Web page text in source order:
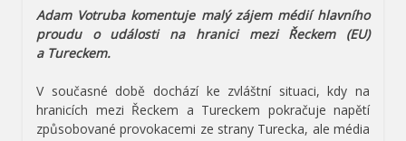
Adam Votruba komentuje malý zájem médií hlavního
proudu o události na hranici mezi Řeckem (EU)
a Tureckem.
V současné době dochází ke zvláštní situaci, kdy na
hranicích mezi Řeckem a Tureckem pokračuje napětí
způsobované provokacemi ze strany Turecka, ale média